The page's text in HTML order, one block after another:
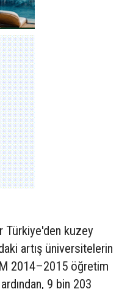
Türkiye'den kuzey
artış üniversitelerin
2014–2015 öğretim
ardından, 9 bin 203